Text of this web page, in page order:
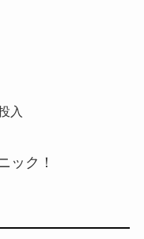
入
ック！